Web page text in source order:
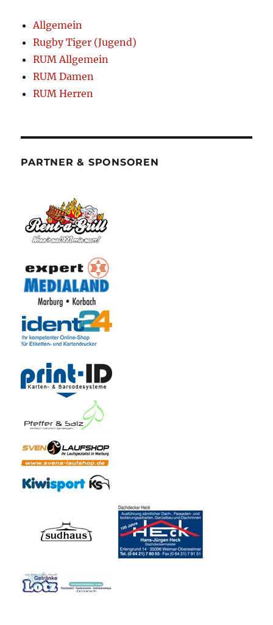
Allgemein
Rugby Tiger (Jugend)
RUM Allgemein
RUM Damen
RUM Herren
PARTNER & SPONSOREN